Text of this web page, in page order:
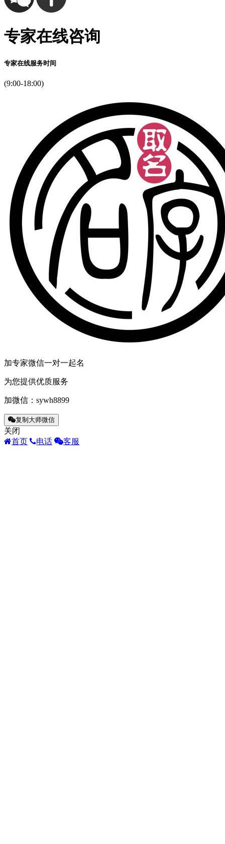
专家在线咨询
专家在线服务时间
(9:00-18:00)
加专家微信一对一起名
为您提供优质服务
加微信： sywh8899
复制大师微信
关闭
首页
电话 客服